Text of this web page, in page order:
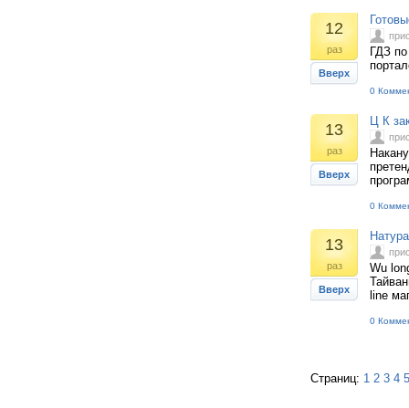
12
раз
Вверх
ГДЗ
0
13
раз
Вверх
Ц К
0
13
раз
Вверх
Wu
line
0
Страниц: 1 2 3 4 5